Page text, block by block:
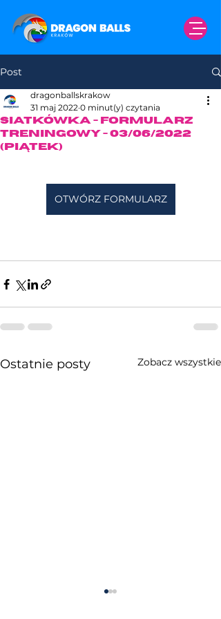
Post
Siatkówka - formularz
treningowy - 03/06/2022
(piątek)
dragonballskrakow
31 maj 2022 0 minut(y) czytania
OTWÓRZ FORMULARZ
Ostatnie posty Zobacz wszystkie